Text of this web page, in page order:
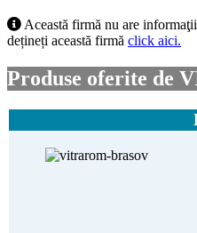
Această firmă nu are
dețineți această firmă click aici.
Produse oferite de